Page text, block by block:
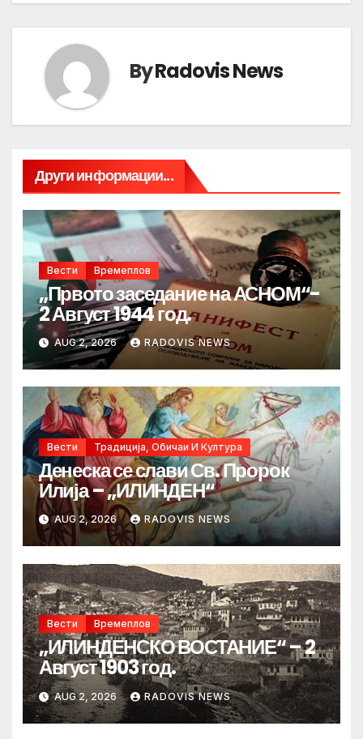
ByRadovis News
Други информации...
Вести Времеплов
„Првото заседание на АСНОМ“-
2 Август 1944 год.
AUG 2, 2026 RADOVIS NEWS
Вести Традиција, Обичаи И Култура
Денеска се слави Св. Пророк
Илија – „ИЛИНДЕН“
AUG 2, 2026 RADOVIS NEWS
Вести Времеплов
„ИЛИНДЕНСКО ВОСТАНИЕ“ – 2
Август 1903 год.
AUG 2, 2026 RADOVIS NEWS